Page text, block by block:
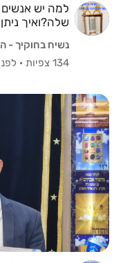
למה יש אנשים
שלה?ואיך
נשיח בחוקיך -
134 צפיות
· לפני 6